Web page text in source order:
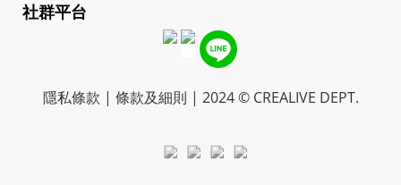
社群平台
隱私條款 | 條款及細則 | 2024 © CREALIVE DEPT.